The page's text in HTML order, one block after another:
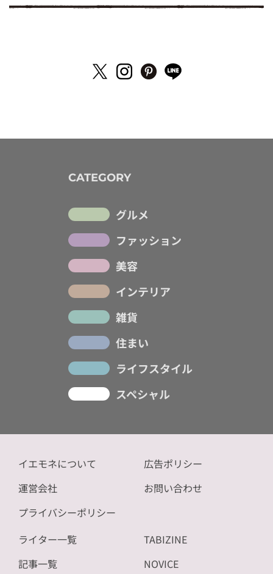
CATEGORY
グルメ
ファッション
美容
インテリア
雑貨
住まい
ライフスタイル
スペシャル
イエモネについて
運営会社
プライバシーポリシー
広告ポリシー
お問い合わせ
ライター一覧
記事一覧
TABIZINE
NOVICE